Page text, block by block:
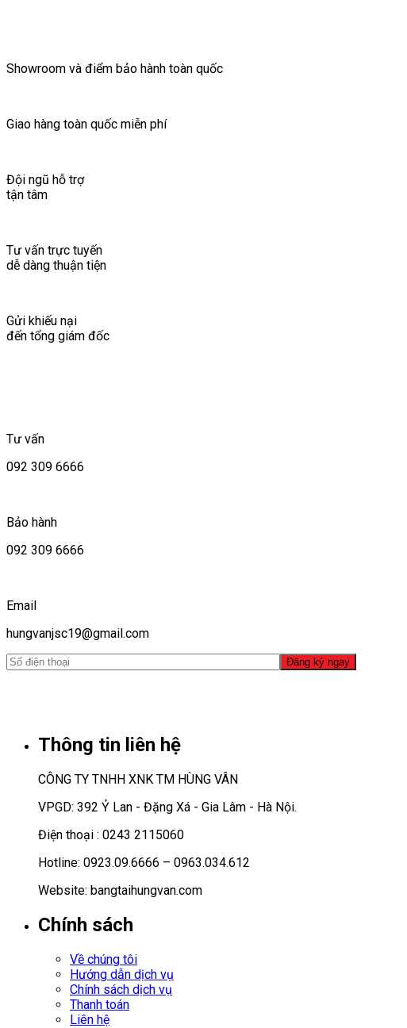
Showroom và điểm bảo hành toàn quốc
Giao hàng toàn quốc miễn phí
Đội ngũ hỗ trợ
tận tâm
Tư vấn trực tuyến
dễ dàng thuận tiện
Gửi khiếu nại
đến tổng giám đốc
Tư vấn
092 309 6666
Bảo hành
092 309 6666
Email
hungvanjsc19@gmail.com
Thông tin liên hệ
CÔNG TY TNHH XNK TM HÙNG VÂN
VPGD: 392 Ỷ Lan - Đặng Xá - Gia Lâm - Hà Nội.
Điện thoại : 0243 2115060
Hotline: 0923.09.6666 – 0963.034.612
Website: bangtaihungvan.com
Chính sách
Về chúng tôi
Hướng dẫn dịch vụ
Chính sách dịch vụ
Thanh toán
Liên hệ